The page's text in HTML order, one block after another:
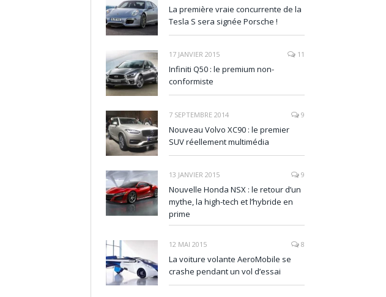
La première vraie concurrente de la
Tesla S sera signée Porsche !
17 JANVIER 2015 11
Infiniti Q50 : le premium non-
conformiste
7 SEPTEMBRE 2014 9
Nouveau Volvo XC90 : le premier
SUV réellement multimédia
13 JANVIER 2015 9
Nouvelle Honda NSX : le retour d’un
mythe, la high-tech et l’hybride en
prime
12 MAI 2015 8
La voiture volante AeroMobile se
crashe pendant un vol d’essai